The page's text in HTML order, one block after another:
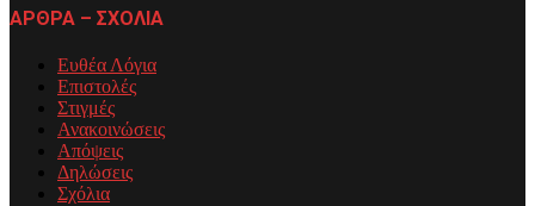
ΑΡΘΡΑ – ΣΧΟΛΙΑ
Ευθέα Λόγια
Επιστολές
Στιγμές
Ανακοινώσεις
Απόψεις
Δηλώσεις
Σχόλια